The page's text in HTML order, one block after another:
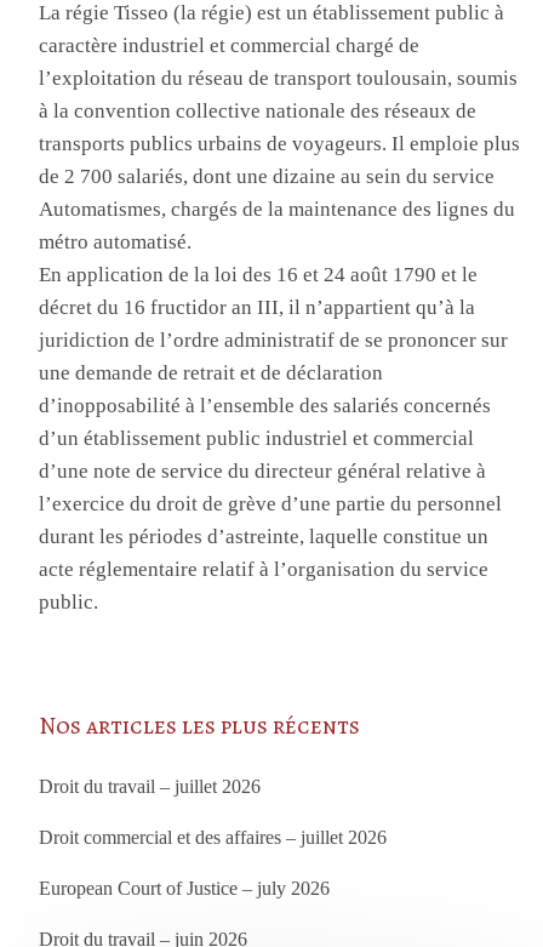
La régie Tisseo (la régie) est un établissement public à
caractère industriel et commercial chargé de
l’exploitation du réseau de transport toulousain, soumis
à la convention collective nationale des réseaux de
transports publics urbains de voyageurs. Il emploie plus
de 2 700 salariés, dont une dizaine au sein du service
Automatismes, chargés de la maintenance des lignes du
métro automatisé.
En application de la loi des 16 et 24 août 1790 et le
décret du 16 fructidor an III, il n’appartient qu’à la
juridiction de l’ordre administratif de se prononcer sur
une demande de retrait et de déclaration
d’inopposabilité à l’ensemble des salariés concernés
d’un établissement public industriel et commercial
d’une note de service du directeur général relative à
l’exercice du droit de grève d’une partie du personnel
durant les périodes d’astreinte, laquelle constitue un
acte réglementaire relatif à l’organisation du service
public.
Nos articles les plus récents
Droit du travail – juillet 2026
Droit commercial et des affaires – juillet 2026
European Court of Justice – july 2026
Droit du travail – juin 2026